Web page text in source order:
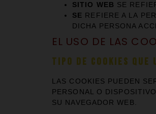
SITIO WEB SE
SE REFIERE A LA
DICHA PERSONA
EL USO DE LAS
TIPO DE COOKIES QUE
LAS COOKIES PUEDEN
PERSONAL O
SU NAVEGADOR WEB.